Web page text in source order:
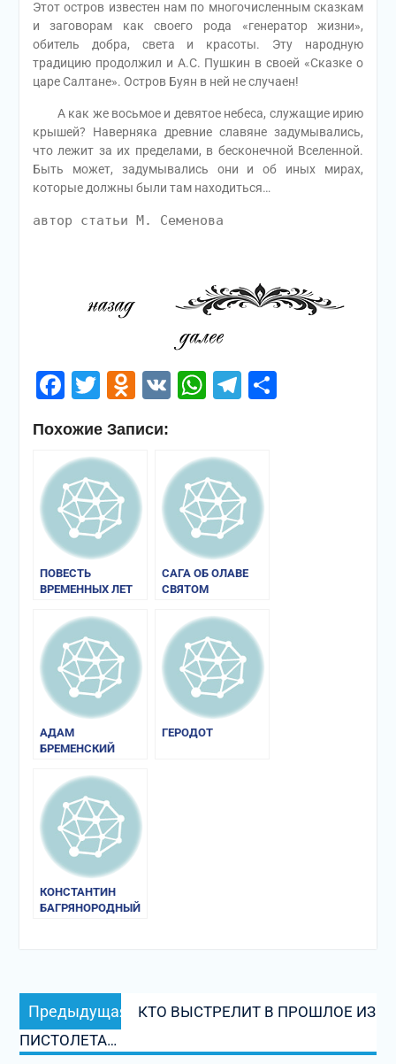
Этот остров известен нам по многочисленным сказкам
и заговорам как своего рода «генератор жизни»,
обитель добра, света и красоты. Эту народную
традицию продолжил и А.С. Пушкин в своей «Сказке о
царе Салтане». Остров Буян в ней не случаен!
А как же восьмое и девятое небеса, служащие ирию
крышей? Наверняка древние славяне задумывались,
что лежит за их пределами, в бесконечной Вселенной.
Быть может, задумывались они и об иных мирах,
которые должны были там находиться…
автор статьи М. Семенова
Facebook
Twitter
Odnoklassniki
VKWhatsApp
Telegram
Похожие Записи:
ПОВЕСТЬ
ВРЕМЕННЫХ ЛЕТ
САГА ОБ ОЛАВЕ
СВЯТОМ
АДАМ
БРЕМЕНСКИЙ
ГАМБУРГСКИХ
АРХИЕПИСКОПОВ»
ГЕРОДОТ
КОНСТАНТИН
БАГРЯНОРОДНЫЙ
Навигация
по
записям
Предыдущая
запись:
КТО ВЫСТРЕЛИТ В ПРОШЛОЕ ИЗ
ПИСТОЛЕТА…